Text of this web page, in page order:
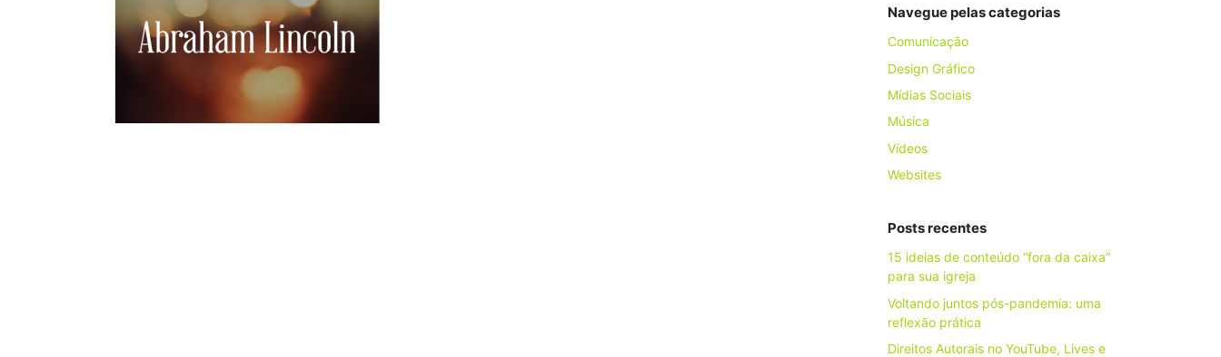
Navegue pelas categorias
Comunicação
Design Gráfico
Mídias Sociais
Música
Vídeos
Websites
Posts recentes
15 ideias de conteúdo “fora da caixa”
para sua igreja
Voltando juntos pós-pandemia: uma
reflexão prática
Direitos Autorais no YouTube, Lives e